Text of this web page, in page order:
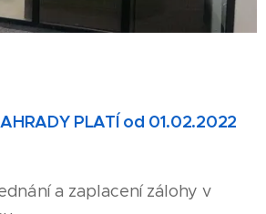
PLATÍ od 01.02.2022
a zaplacení zálohy v